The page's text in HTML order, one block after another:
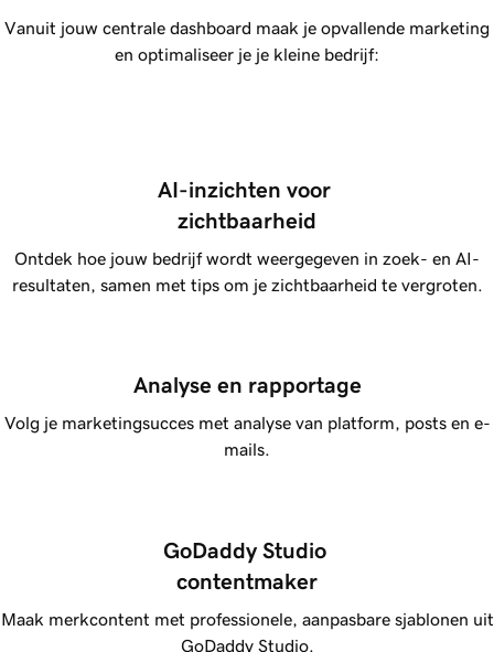
Vanuit jouw centrale dashboard maak je opvallende marketing
en optimaliseer je je kleine bedrijf:
AI-inzichten voor
zichtbaarheid
Ontdek hoe jouw bedrijf wordt weergegeven in zoek- en AI-
resultaten, samen met tips om je zichtbaarheid te vergroten.
Analyse en rapportage
Volg je marketingsucces met analyse van platform, posts en e-
mails.
GoDaddy Studio
contentmaker
Maak merkcontent met professionele, aanpasbare sjablonen uit
GoDaddy Studio.